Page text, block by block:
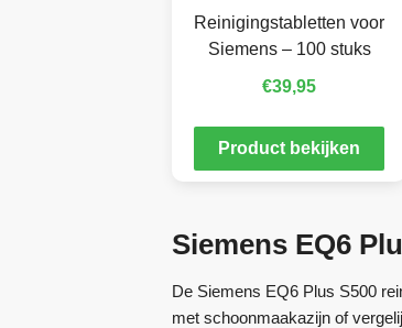
Reinigingstabletten voor
Siemens – 100 stuks
€39,95
Product bekijken
Siemens EQ6
De Siemens EQ6 Plus S500
met schoonmaakazijn of